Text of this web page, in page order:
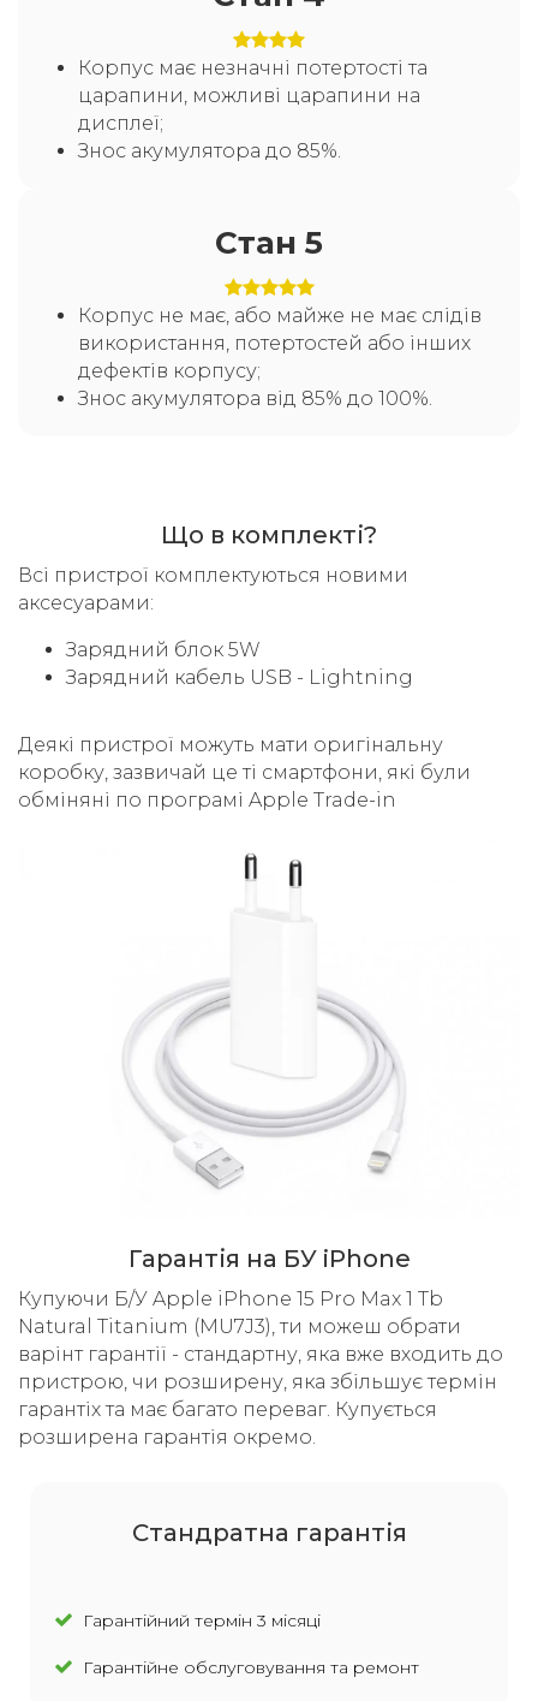
Корпус має незначні потертості та
царапини, можливі царапини на
дисплеї;
Знос акумулятора до 85%.
Стан 5
Корпус не має, або майже не має слідів
використання, потертостей або інших
дефектів корпусу;
Знос акумулятора від 85% до 100%.
Що в комплекті?
Всі пристрої комплектуються новими
аксесуарами:
Зарядний блок 5W
Зарядний кабель USB - Lightning
Деякі пристрої можуть мати оригінальну
коробку, зазвичай це ті смартфони, які були
обміняні по програмі Apple Trade-in
Гарантія на БУ iPhone
Купуючи Б/У Apple iPhone 15 Pro Max 1 Tb
Natural Titanium (MU7J3), ти можеш обрати
варінт гарантії - стандартну, яка вже входить до
пристрою, чи розширену, яка збільшує термін
гарантіх та має багато переваг. Купується
розширена гарантія окремо.
Cтандратна гарантія
Гарантійний термін 3 місяці
Гарантійне обслуговування та ремонт